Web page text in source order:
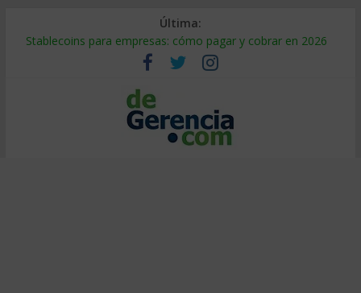
Última:
Stablecoins para empresas: cómo pagar y cobrar en 2026
Despido silencioso: qué es y por qué sale tan caro
IA en selección de personal: cómo auditarla a tiempo
Trabajo forzoso en la cadena de suministro: qué hacer
Mercado hispano de EE. UU.: cómo segmentarlo y venderle